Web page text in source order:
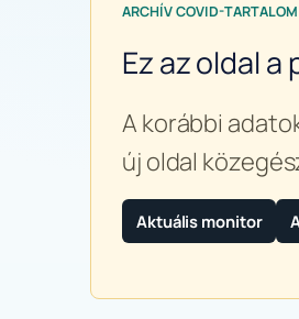
ARCHÍV COVID-TARTALOM
Ez az oldal
A korábbi
új oldal
Aktuális monitor